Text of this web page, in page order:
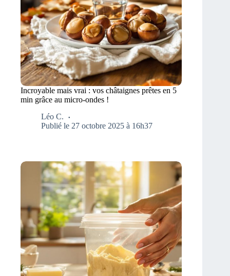
Incroyable mais vrai : vos châtaignes prêtes en 5
min grâce au micro-ondes !
Léo C.
Publié le 27 octobre 2025 à 16h37